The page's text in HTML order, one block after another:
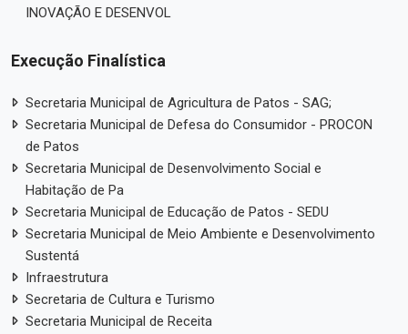
INOVAÇÃO E DESENVOL
Execução Finalística
Secretaria Municipal de Agricultura de Patos - SAG;
Secretaria Municipal de Defesa do Consumidor - PROCON
de Patos
Secretaria Municipal de Desenvolvimento Social e
Habitação de Pa
Secretaria Municipal de Educação de Patos - SEDU
Secretaria Municipal de Meio Ambiente e Desenvolvimento
Sustentá
Infraestrutura
Secretaria de Cultura e Turismo
Secretaria Municipal de Receita